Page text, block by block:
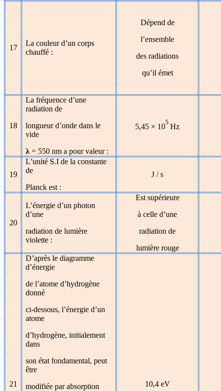
17
La couleur d’un corps
chauffé :
Dépend de
l’ensemble
des radiations
qu’il émet
18
La fréquence d’une
radiation de
longueur d’onde dans le
vide
λ = 550 nm a pour valeur :
5,45 × 10
5
Hz
19
L’unité S.I de la constante
de
Planck est :
J / s
20
L’énergie d’un photon
d’une
radiation de lumière
violette :
Est supérieure
à celle d’une
radiation de
lumière rouge
21
D’après le diagramme
d’énergie
de l’atome d’hydrogène
donné
ci-dessous, l’énergie d’un
atome
d’hydrogène, initialement
dans
son état fondamental, peut
être
modifiée par absorption
10,4 eV